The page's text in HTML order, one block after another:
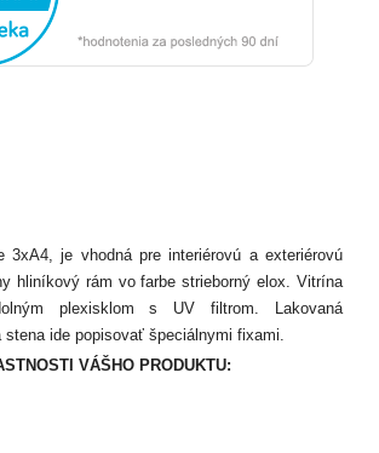
3xA4, je vhodná pre interiérovú a exteriérovú
hliníkový rám vo farbe strieborný elox. Vitrína
plexisklom s UV filtrom. Lakovaná
ide popisovať špeciálnymi fixami.
VÁŠHO PRODUKTU: